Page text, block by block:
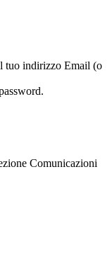
tuo indirizzo Email (o
Comunicazioni